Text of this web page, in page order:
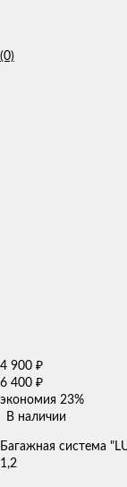
(0)
4 900 ₽
6 400 ₽
экономия 23%
В наличии
Багажная система
1,2